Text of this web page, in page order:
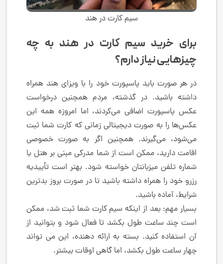
سیم کارت در هند
برای خرید سیم کارت در هند به چه
چیزهایی نیاز دارم؟
در هر صورت باید پاسپورت خود را با ویزای هند همراه
داشته باشید. در گذشته، مردم همچنین درخواست
عکس پاسپورت اضافی می‌کردند، اما امروزه همه این
عکس‌ها را به صورت دیجیتالی زمانی که کارت شما ثبت
می‌شود، می‌گیرند. همچنین اگر به صورت خصوصی
اقامت دارید، ممکن است از شما مدرکی مبنی بر هتل یا
شماره تلفن میزبانتان خواسته شود. بهتر است تأییدیه
رزرو خود را همراه داشته باشید تا در صورت بروز بدترین
شرایط، آماده باشید.
بسیار مهم: بعد از اینکه سیم کارت شما ثبت شد، ممکن
است چند ساعت طول بکشد تا فعال شود و بتوانید از
آن استفاده کنید. بسته به ارائه دهنده، این می تواند
چهار ساعت طول بکشد، اما گاهی اوقات بیشتر.